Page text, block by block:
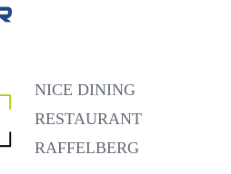
NICE DINING
RESTAURANT
RAFFELBERG